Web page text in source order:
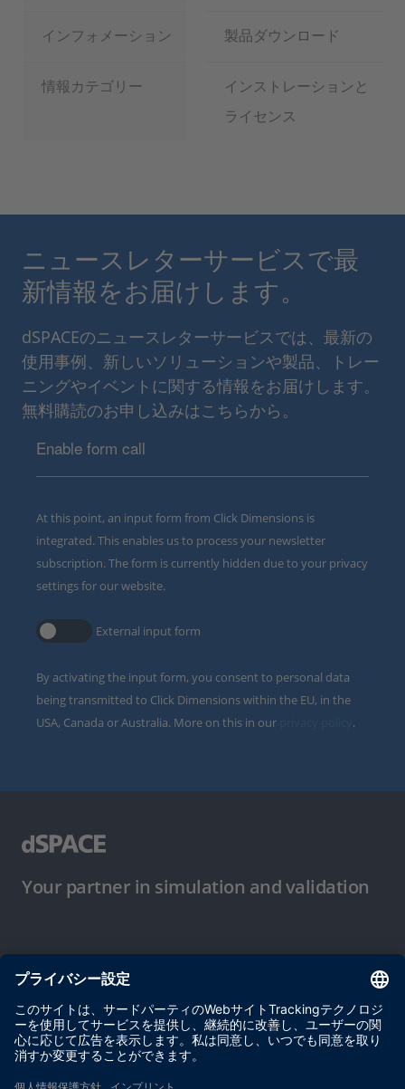
インフォメーション 製品ダウンロード
情報カテゴリー
インストレーションと
ライセンス
ニュースレターサービスで最
新情報をお届けします。
dSPACEのニュースレターサービスでは、最新の
使用事例、新しいソリューションや製品、トレー
ニングやイベントに関する情報をお届けします。
無料購読のお申し込みはこちらから。
Enable form call
At this point, an input form from Click Dimensions is
integrated. This enables us to process your newsletter
subscription. The form is currently hidden due to your privacy
settings for our website.
External input form
By activating the input form, you consent to personal data
being transmitted to Click Dimensions within the EU, in the
USA, Canada or Australia. More on this in our
.
Your partner in simulation and validation
ご使用条件
プライバシーポリシー
約款
サイト運営会社情報